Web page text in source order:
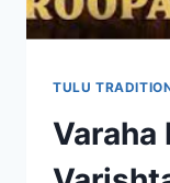
TULU
Varaha